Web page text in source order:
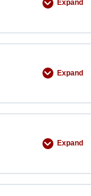
Expand
Expand
Expand